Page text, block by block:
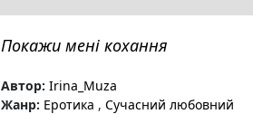
Покажи мені кохання
Автор: Irina_Muza
Жанр: Еротика , Сучасний любовний